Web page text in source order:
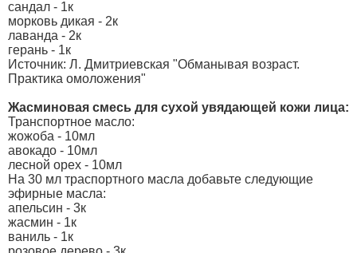
сандал - 1к
морковь дикая - 2к
лаванда - 2к
герань - 1к
Источник: Л. Дмитриевская "Обманывая возраст.
Практика омоложения"
Жасминовая смесь для сухой увядающей кожи лица:
Транспортное масло:
жожоба - 10мл
авокадо - 10мл
лесной орех - 10мл
На 30 мл траспортного масла добавьте следующие
эфирные масла:
апельсин - 3к
жасмин - 1к
ваниль - 1к